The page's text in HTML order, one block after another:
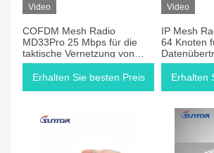
Video
COFDM Mesh Radio
MD33Pro 25 Mbps für die
taktische Vernetzung von
UAVs
Erhalten Sie besten Preis
Video
IP Mesh
64 Knoten
Drohnen
Erhalten